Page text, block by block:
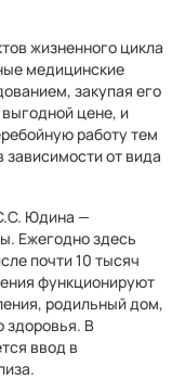
жизненного цикла
медицинские
закупая его
цене, и
работу тем
от вида
Юдина —
Ежегодно здесь
почти 10 тысяч
функционируют
родильный дом,
здоровья. В
ввод в